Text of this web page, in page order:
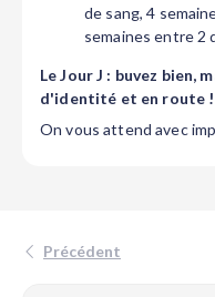
de sang, 4
semaines entre 2
Le Jour J : buvez bien,
d'identité et en route
On vous attend avec
Précédent